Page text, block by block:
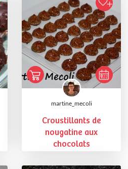
martine_mecoli
Croustillants de
nougatine aux
chocolats